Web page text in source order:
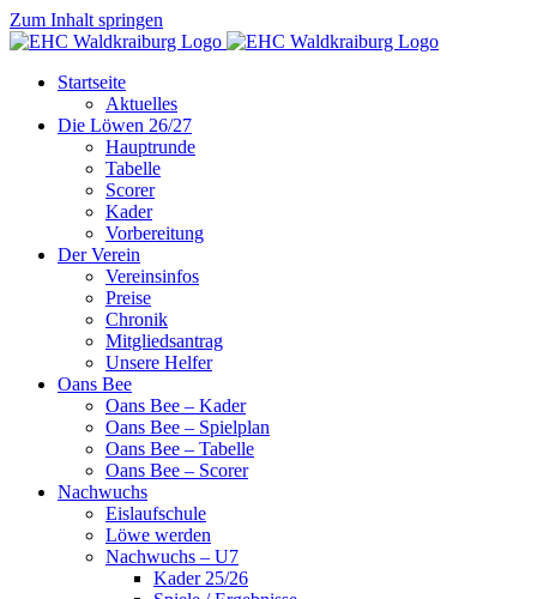
Zum Inhalt springen
Startseite
Aktuelles
Die Löwen 26/27
Hauptrunde
Tabelle
Scorer
Kader
Vorbereitung
Der Verein
Vereinsinfos
Preise
Chronik
Mitgliedsantrag
Unsere Helfer
Oans Bee
Oans Bee – Kader
Oans Bee – Spielplan
Oans Bee – Tabelle
Oans Bee – Scorer
Nachwuchs
Eislaufschule
Löwe werden
Nachwuchs – U7
Kader 25/26